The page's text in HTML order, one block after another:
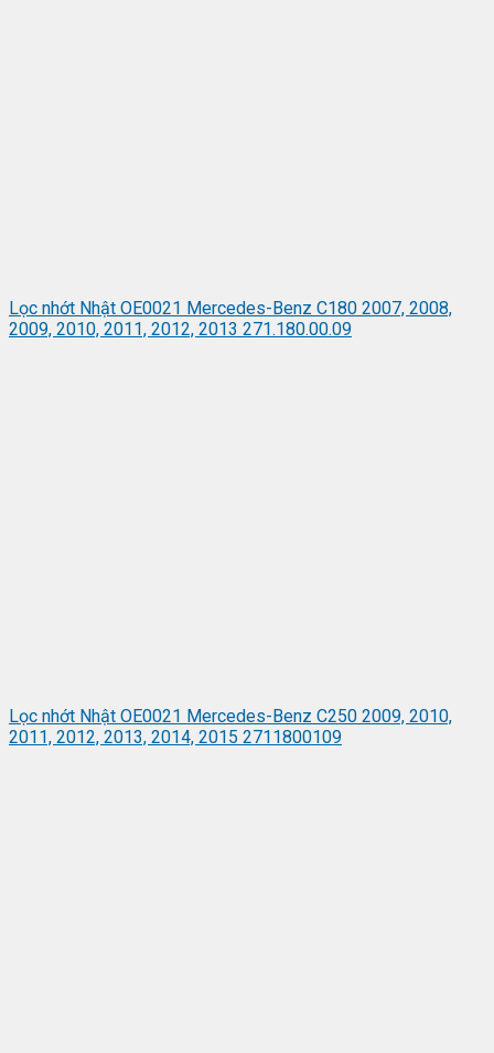
Lọc nhớt Nhật OE0021 Mercedes-Benz C180 2007, 2008,
2009, 2010, 2011, 2012, 2013 271.180.00.09
Lọc nhớt Nhật OE0021 Mercedes-Benz C250 2009, 2010,
2011, 2012, 2013, 2014, 2015 2711800109